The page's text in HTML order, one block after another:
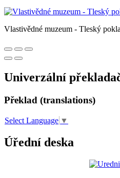
Vlastivědné muzeum - Tleský
Univerzální
Překlad (translations)
Select Language ▼
Úřední deska